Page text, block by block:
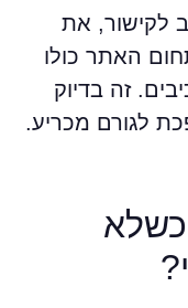
את
האתר כולו
זה בדיוק
לגורם מכריע.